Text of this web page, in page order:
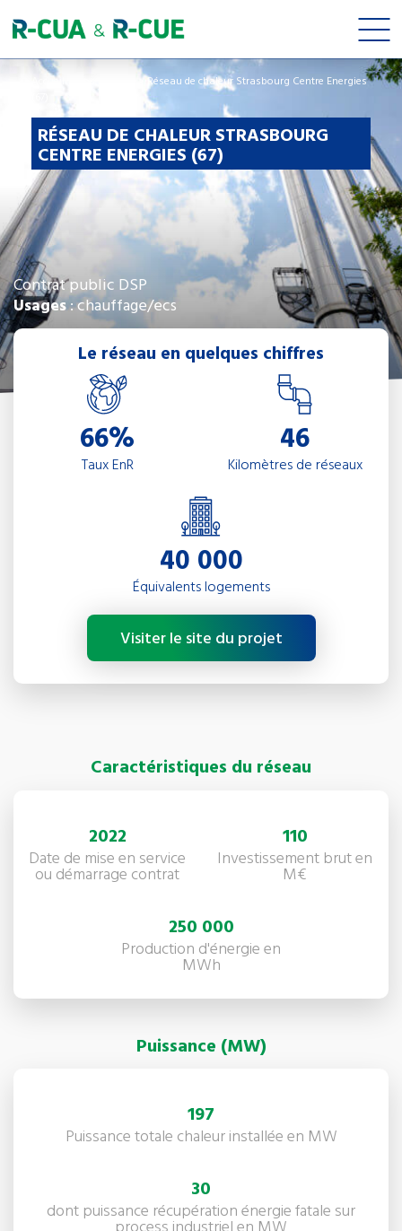
Accueil >Réseau de chaleur Strasbourg Centre Energies
RÉSEAU DE CHALEUR STRASBOURG
CENTRE ENERGIES (67)
Contrat public DSP
Usages: chauffage/ecs
Le réseau en quelques chiffres
66%
Taux EnR
46
Kilomètres de réseaux
40 000
Équivalents logements
Visiter le site du projet
Caractéristiques du réseau
2022
Date de mise en service
ou démarrage contrat
110
Investissement brut en
M€
250 000
Production d'énergie en
MWh
Puissance (MW)
197
Puissance totale chaleur installée en MW
30
dont puissance récupération énergie fatale sur